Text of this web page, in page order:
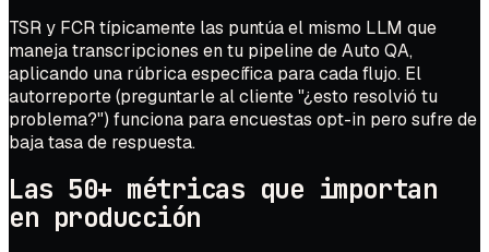
TSR y FCR típicamente las puntúa el mismo LLM que
maneja transcripciones en tu pipeline de Auto QA,
aplicando una rúbrica específica para cada flujo. El
autorreporte (preguntarle al cliente "¿esto resolvió tu
problema?") funciona para encuestas opt-in pero sufre de
baja tasa de respuesta.
Las 50+ métricas que importan
en producción